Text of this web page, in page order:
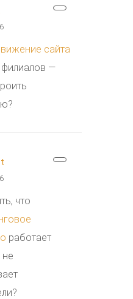
сайта
филиалов —
что
работает
не